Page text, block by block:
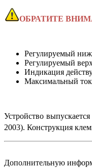
ОБРАТИТЕ
Регулируемый
Регулируемый
Индикация
Максимальный ток
Устройство
2003). Конструкция
Дополнительную